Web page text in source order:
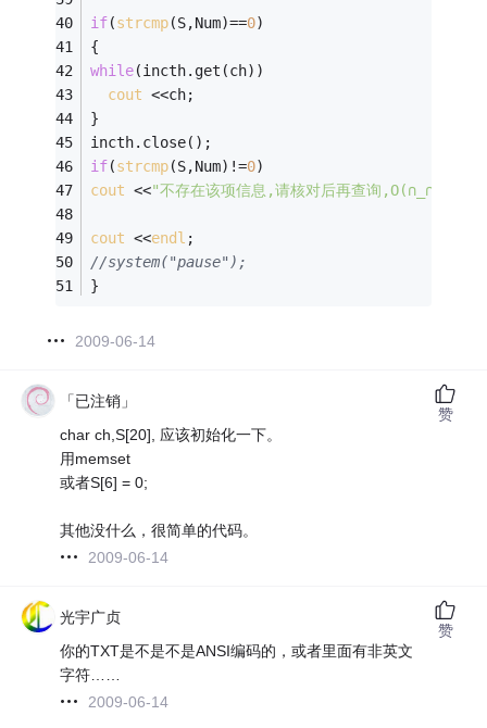
if(strcmp(S,Num)==0)
{
while(incth.get(ch))
cout <<ch;
}
incth.close();
if(strcmp(S,Num)!=0)
cout <<"不存在该项信息,请核对后再查询,O(∩_∩)O谢
cout <<endl ;
//system("pause");
}
2009-06-14
「已注销」
char ch,S[20], 应该初始化一下。
用memset
或者S[6] = 0;
其他没什么，很简单的代码。
2009-06-14
赞
光宇广贞
你的TXT是不是不是ANSI编码的，或者里面有非英文
字符……
2009-06-14
赞